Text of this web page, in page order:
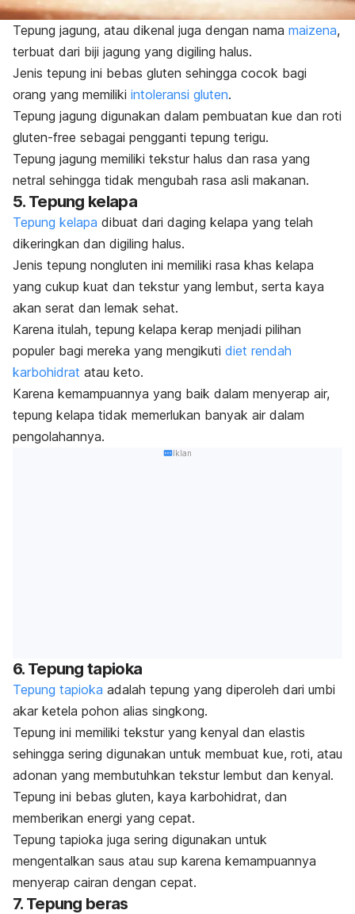
Tepung jagung, atau dikenal juga dengan nama maizena,
terbuat dari biji jagung yang digiling halus.
Jenis tepung ini bebas gluten sehingga cocok bagi
orang yang memiliki intoleransi gluten.
Tepung jagung digunakan dalam pembuatan kue dan roti
gluten-free sebagai pengganti tepung terigu.
Tepung jagung memiliki tekstur halus dan rasa yang
netral sehingga tidak mengubah rasa asli makanan.
5. Tepung kelapa
Tepung kelapa dibuat dari daging kelapa yang telah
dikeringkan dan digiling halus.
Jenis tepung nongluten ini memiliki rasa khas kelapa
yang cukup kuat dan tekstur yang lembut, serta kaya
akan serat dan lemak sehat.
Karena itulah, tepung kelapa kerap menjadi pilihan
populer bagi mereka yang mengikuti diet rendah
karbohidrat atau keto.
Karena kemampuannya yang baik dalam menyerap air,
tepung kelapa tidak memerlukan banyak air dalam
pengolahannya.
Iklan
6. Tepung tapioka
Tepung tapioka adalah tepung yang diperoleh dari umbi
akar ketela pohon alias singkong.
Tepung ini memiliki tekstur yang kenyal dan elastis
sehingga sering digunakan untuk membuat kue, roti, atau
adonan yang membutuhkan tekstur lembut dan kenyal.
Tepung ini bebas gluten, kaya karbohidrat, dan
memberikan energi yang cepat.
Tepung tapioka juga sering digunakan untuk
mengentalkan saus atau sup karena kemampuannya
menyerap cairan dengan cepat.
7. Tepung beras